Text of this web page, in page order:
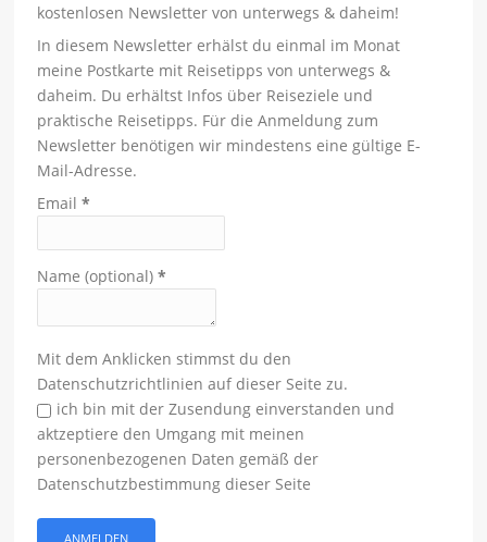
kostenlosen Newsletter von unterwegs & daheim!
In diesem Newsletter erhälst du einmal im Monat
meine Postkarte mit Reisetipps von unterwegs &
daheim. Du erhältst Infos über Reiseziele und
praktische Reisetipps. Für die Anmeldung zum
Newsletter benötigen wir mindestens eine gültige E-
Mail-Adresse.
Email*
Name (optional)*
Mit dem Anklicken stimmst du den
Datenschutzrichtlinien auf dieser Seite zu.
ich bin mit der Zusendung einverstanden und
aktzeptiere den Umgang mit meinen
personenbezogenen Daten gemäß der
Datenschutzbestimmung dieser Seite